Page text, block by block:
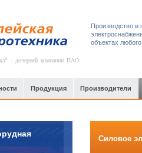
- дочерней компании ПАО
Производство и
объектах
Продукция Производители
Силовое